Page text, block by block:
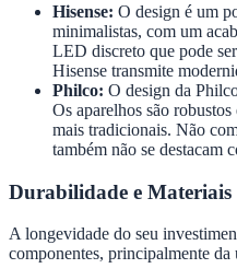
Hisense: O design é um
minimalistas, com um
LED discreto que pode
Hisense transmite
Philco: O design da
Os aparelhos são
mais tradicionais. Não
também não se destacam
Durabilidade e Materiais
A longevidade do seu
componentes, principalmente